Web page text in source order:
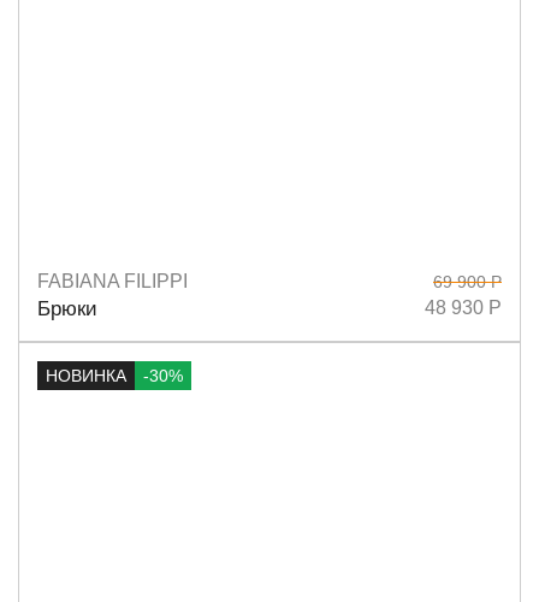
Размеры
FABIANA FILIPPI
Брюки
69 900 Р
48 930 Р
НОВИНКА -30%